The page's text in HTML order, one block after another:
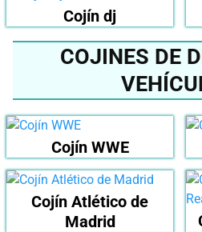
Cojín dj
COJINES DE
Cojín WWE
Cojín Atlético de
Madrid